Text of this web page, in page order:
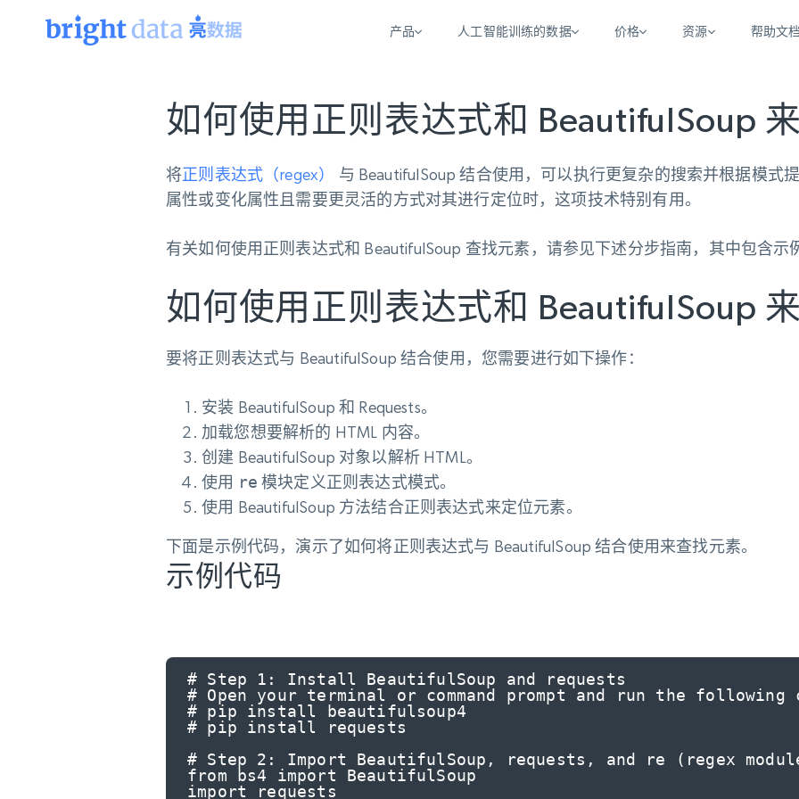
产品
网页解锁 API
Discover API
始终在线的代理实时网页发现
按需获取多引擎搜索结果
爬虫浏览器 API
键启动内置隐匿模式的远程浏览器
领英
电商 社交媒体 ChatGPT
爬虫工作室
数据集
缓存速递
实时网页数据，采集即交付
动态代理 5折
超40000万 万高速真人住宅代理
数据中心代理
用于数据获取的高速代理
人工智能训练的数据
视频与媒体数据
视频信息流——为 VLA 准备就绪
获取持续、定向的网页视频，用于训练人形机
数据包
智能体浏览器
让智能体浏览网站并自动执行任务
站式工具包，全面解锁网页
价格
爬虫 API
起价
$1/1k请求
免费套餐
起价
$1/ 每1 次请求
爬虫浏览器 API
$5/GB
爬虫工作室定价
免费套餐
起价
$1/1k请求
数据集
起价
$250/100K 记录条
缓存速递
$0.2/1k HTML
代理基础设施
动态代理
起价
$5 $2.5/GB
ISP 代理
起价
$1.3/IP
资源
第三方工具集成
浏览器扩展
代理网络检查
网站地图
学习中心
博客
案例研究
网络研讨会
代理位置
帮助文档
如何使用正则表达式和 BeautifulSoup
将正则表达式（regex）
与 BeautifulSoup 结合使用，可以执行更复杂的搜索并根据模式
属性或变化属性且需要更灵活的方式对其进行定位时，这项技术特别有用。
有关如何使用正则表达式和 BeautifulSoup 查找元素，请参见下述分步指南，其中包含示
如何使用正则表达式和 BeautifulSoup
要将正则表达式与 BeautifulSoup 结合使用，您需要进行如下操作：
安装 BeautifulSoup 和 Requests。
加载您想要解析的 HTML 内容。
创建 BeautifulSoup 对象以解析 HTML。
使用 re 模块定义正则表达式模式。
使用 BeautifulSoup 方法结合正则表达式来定位元素。
下面是示例代码，演示了如何将正则表达式与 BeautifulSoup 结合使用来查找元素。
示例代码
# Step 1: Install BeautifulSoup and requests
# Open your terminal or command prompt and run the following
# pip install beautifulsoup4
# pip install requests
# Step 2: Import BeautifulSoup, requests, and re (regex
from bs4 import BeautifulSoup
import requests